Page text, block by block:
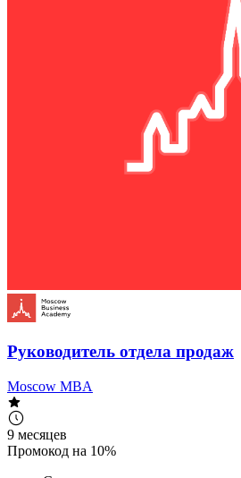
Руководитель отдела продаж
Moscow MBA
9 месяцев
Промокод на 10%